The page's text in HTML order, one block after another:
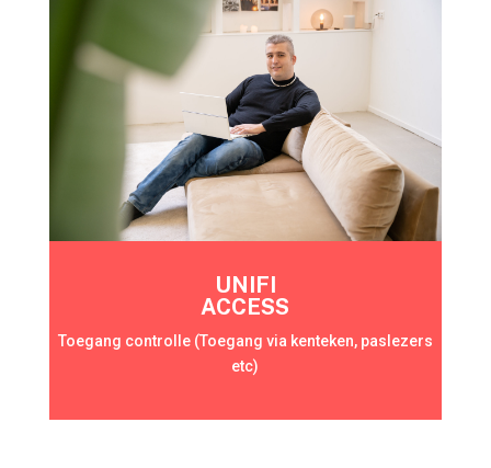
UNIFI
ACCESS
Toegang controlle (Toegang via kenteken, paslezers
etc)